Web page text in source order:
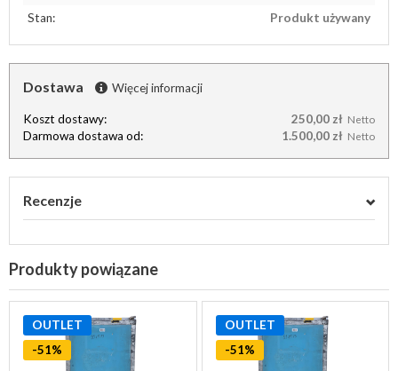
Stan:
Produkt używany
Dostawa Więcej informacji
Koszt dostawy: 250,00 zł Netto
Darmowa dostawa od: 1.500,00 zł Netto
Recenzje
Produkty powiązane
OUTLET
-51%
OUTLET
-51%